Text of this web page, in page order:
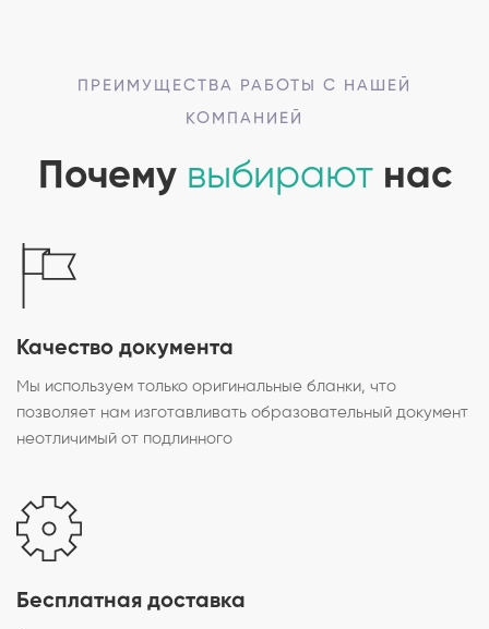
ПРЕИМУЩЕСТВА РАБОТЫ С НАШЕЙ
КОМПАНИЕЙ
Почему выбираютнас
Качество документа
Мы используем только оригинальные бланки, что
позволяет нам изготавливать образовательный документ
неотличимый от подлинного
Бесплатная доставка